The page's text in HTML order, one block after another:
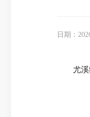
日期：
尤溪统